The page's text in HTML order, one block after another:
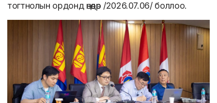
тогтнолын ордонд өнөөдөр /2026.07.06/ боллоо.